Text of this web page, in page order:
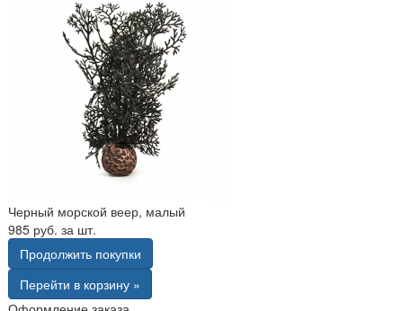
Черный морской веер, малый
985 руб. за шт.
Продолжить покупки
Перейти в корзину »